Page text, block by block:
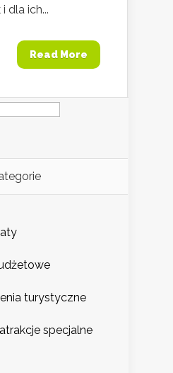
dla ich...
Read More
turystyczne
specjalne